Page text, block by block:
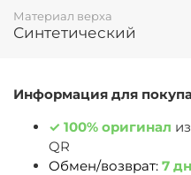
Информация для
✓ 100% оригинал
QR
Обмен/возврат: 7
Материал верха
Синтетический